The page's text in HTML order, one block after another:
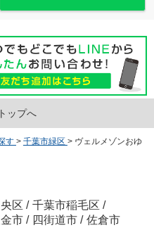
ップへ
す > 千葉市緑区 > ヴェルメゾンおゆ
区 / 千葉市稲毛区 /
市 / 四街道市 / 佐倉市